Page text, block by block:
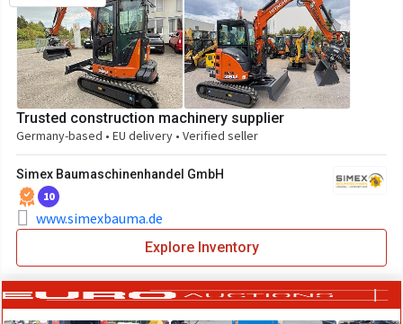
Trusted construction machinery supplier
Germany-based • EU delivery • Verified seller
Simex Baumaschinenhandel GmbH
10
www.simexbauma.de
Explore Inventory